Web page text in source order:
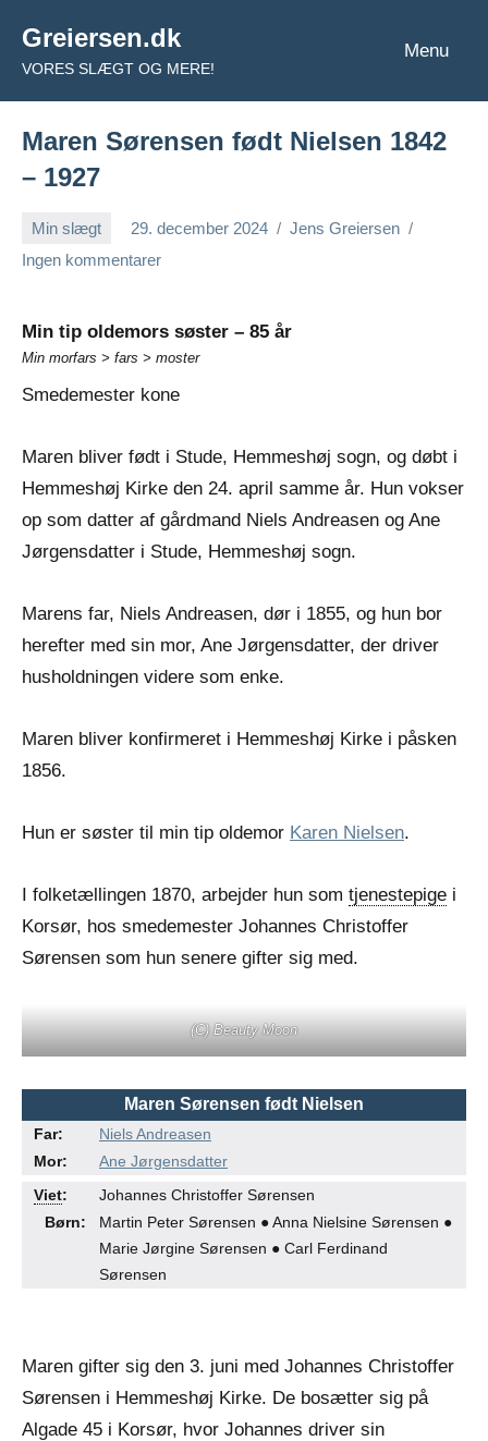
indhold
Greiersen.dk
VORES SLÆGT OG MERE!
Menu
Maren Sørensen født Nielsen 1842
– 1927
Min slægt 29. december 2024
Jens Greiersen
Ingen kommentarer
Min tip oldemors søster – 85 år
Min morfars > fars > moster
Smedemester kone
Maren bliver født i Stude, Hemmeshøj sogn, og døbt i
Hemmeshøj Kirke den 24. april samme år. Hun vokser
op som datter af gårdmand Niels Andreasen og Ane
Jørgensdatter i Stude, Hemmeshøj sogn.
Marens far, Niels Andreasen, dør i 1855, og hun bor
herefter med sin mor, Ane Jørgensdatter, der driver
husholdningen videre som enke.
Maren bliver konfirmeret i Hemmeshøj Kirke i påsken
1856.
Hun er søster til min tip oldemor Karen Nielsen.
I folketællingen 1870, arbejder hun som tjenestepige i
Korsør, hos smedemester Johannes Christoffer
Sørensen som hun senere gifter sig med.
(C) Beauty Moon
Maren Sørensen født Nielsen
Far:
Niels Andreasen
Mor:
Ane Jørgensdatter
Viet:
Johannes Christoffer Sørensen
Børn:
Martin Peter Sørensen ● Anna Nielsine Sørensen ●
Marie Jørgine Sørensen ● Carl Ferdinand
Sørensen
Maren gifter sig den 3. juni med Johannes Christoffer
Sørensen i Hemmeshøj Kirke. De bosætter sig på
Algade 45 i Korsør, hvor Johannes driver sin